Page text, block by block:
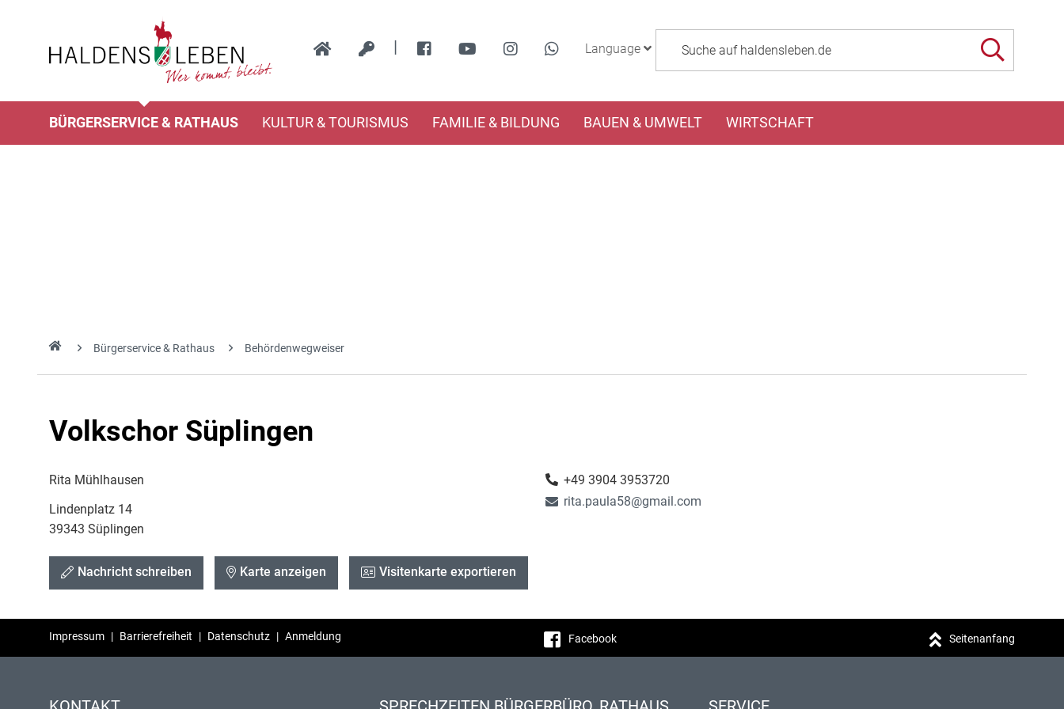
| Language
BÜRGERSERVICE & RATHAUS KULTUR & TOURISMUS FAMILIE & BILDUNG BAUEN & UMWELT WIRTSCHAFT
Bürgerservice & Rathaus Behördenwegweiser
Volkschor Süplingen
Rita Mühlhausen
Lindenplatz 14
39343 Süplingen
+49 3904 3953720
rita.paula58@gmail.com
Nachricht schreiben Karte anzeigen Visitenkarte exportieren
Impressum | Barrierefreiheit | Datenschutz | Anmeldung Facebook Seitenanfang